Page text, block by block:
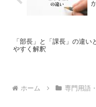
「部長」と「課長」の違い
やすく解釈
ホーム 専門用語